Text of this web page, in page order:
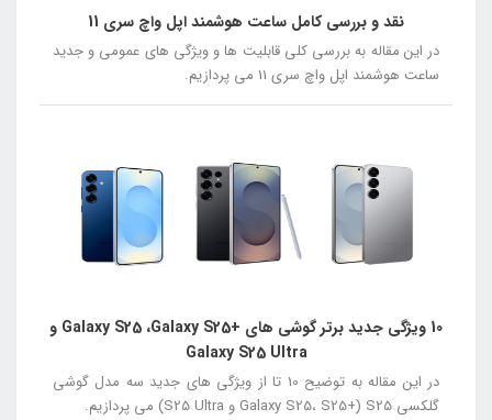
نقد و بررسی کامل ساعت هوشمند اپل واچ سری 11
در این مقاله به بررسی کلی قابلیت ها و ویژگی های عمومی و جدید
ساعت هوشمند اپل واچ سری 11 می پردازیم.
10 ویژگی جدید برتر گوشی های +Galaxy S25 ،Galaxy S25 و
Galaxy S25 Ultra
در این مقاله به توضیح 10 تا از ویژگی های جدید سه مدل گوشی
گلکسی S25 (+Galaxy S25، S25 و S25 Ultra) می پردازیم.